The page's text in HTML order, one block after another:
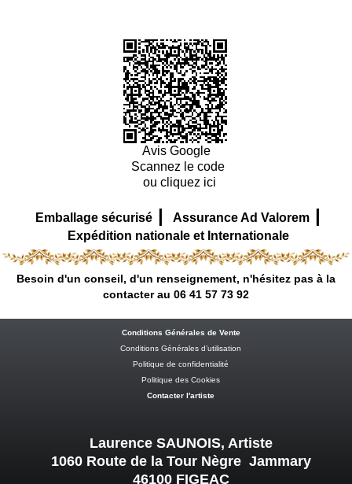
Avis Google
Scannez le code
ou cliquez ici
Emballage sécurisé | Assurance Ad Valorem |
Expédition nationale et Internationale
Besoin d'un conseil, d'un renseignement, n'hésitez pas à la
contacter au 06 41 57 73 92
Conditions Générales de Vente
Conditions Générales d’utilisation
Politique de confidentialité
Politique des Cookies
Contacter l'artiste
Laurence SAUNOIS, Artiste
1060 Route de la Tour Nègre Jammary
46100 FIGEAC